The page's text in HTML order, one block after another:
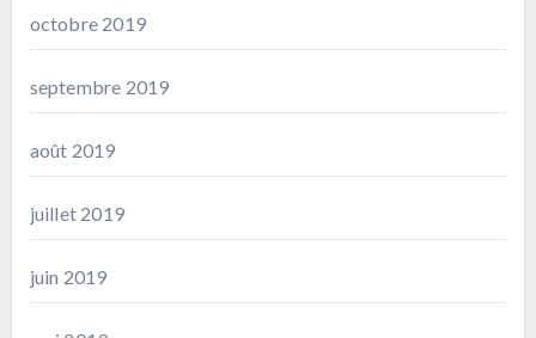
octobre 2019
septembre 2019
août 2019
juillet 2019
juin 2019